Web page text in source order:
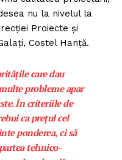
nu la nivelul la
Proiecte și
Costel Hanță.
care dau
probleme apar
În criteriile de
ca prețul cel
ponderea, ci să
tehnico-